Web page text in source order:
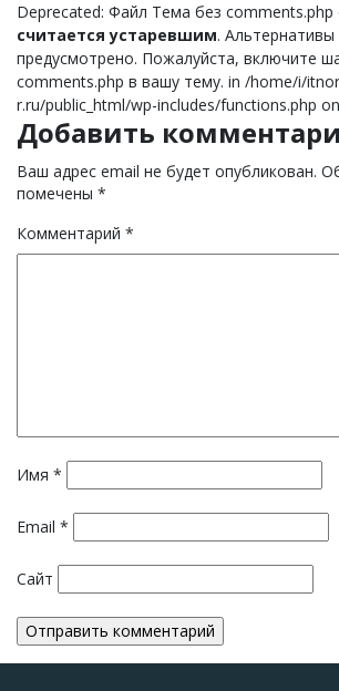
Deprecated: Файл Тема без comments.php
считается устаревшим. Альтернативы
предусмотрено. Пожалуйста, включите
comments.php в вашу тему. in /home/i/
r.ru/public_html/wp-includes/functions.php
Добавить
Ваш адрес email не будет опубликован.
помечены *
Комментарий *
Имя *
Email *
Сайт